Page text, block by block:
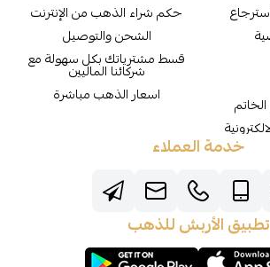
حكم شراء الذهب من الإنترنت
الشحن والتوصيل
قسط مشترياتك بكل سهولة مع
شركائنا الماليين
اسعار الذهب مباشرة
خدمة العملاء
تطبيق الأربش للذهب